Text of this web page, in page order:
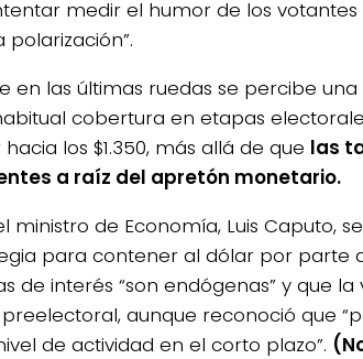
medir el humor de los
en las últimas ruedas se percibe
cobertura en etapas
los $1.350, más allá de que las
a raíz del apretón monetario.
ministro de Economía, Luis Caputo,
para contener al dólar por parte
de interés “son endógenas” y que la
aunque reconoció que
de actividad en el corto plazo”.